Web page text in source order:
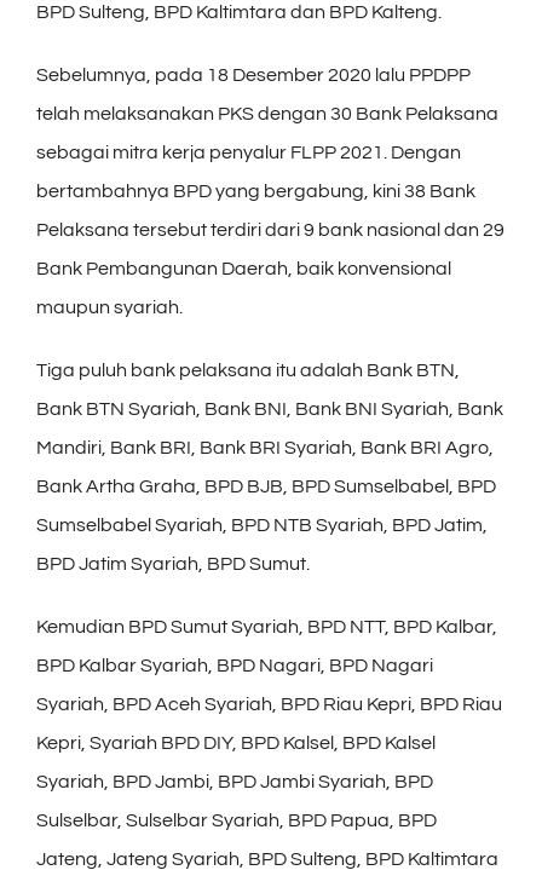
BPD Sulteng, BPD Kaltimtara dan BPD Kalteng.
Sebelumnya, pada 18 Desember 2020 lalu PPDPP
telah melaksanakan PKS dengan 30 Bank Pelaksana
sebagai mitra kerja penyalur FLPP 2021. Dengan
bertambahnya BPD yang bergabung, kini 38 Bank
Pelaksana tersebut terdiri dari 9 bank nasional dan 29
Bank Pembangunan Daerah, baik konvensional
maupun syariah.
Tiga puluh bank pelaksana itu adalah Bank BTN,
Bank BTN Syariah, Bank BNI, Bank BNI Syariah, Bank
Mandiri, Bank BRI, Bank BRI Syariah, Bank BRI Agro,
Bank Artha Graha, BPD BJB, BPD Sumselbabel, BPD
Sumselbabel Syariah, BPD NTB Syariah, BPD Jatim,
BPD Jatim Syariah, BPD Sumut.
Kemudian BPD Sumut Syariah, BPD NTT, BPD Kalbar,
BPD Kalbar Syariah, BPD Nagari, BPD Nagari
Syariah, BPD Aceh Syariah, BPD Riau Kepri, BPD Riau
Kepri, Syariah BPD DIY, BPD Kalsel, BPD Kalsel
Syariah, BPD Jambi, BPD Jambi Syariah, BPD
Sulselbar, Sulselbar Syariah, BPD Papua, BPD
Jateng, Jateng Syariah, BPD Sulteng, BPD Kaltimtara